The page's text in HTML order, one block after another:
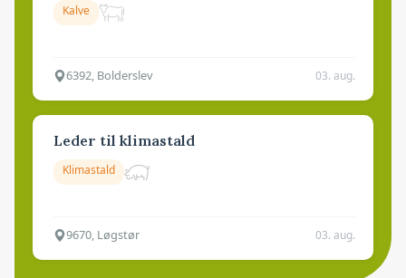
Kalve
6392, Bolderslev 03. aug.
Leder til klimastald
Klimastald
9670, Løgstør 03. aug.